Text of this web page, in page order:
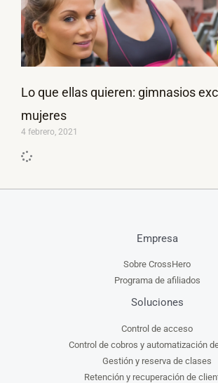
Lo que ellas quieren: gimnasios
mujeres
4 febrero, 2021
Empresa
Sobre CrossHero
Programa de afiliados
Soluciones
Control de acceso
Control de cobros y automatización
Gestión y reserva de clases
Retención y recuperación de